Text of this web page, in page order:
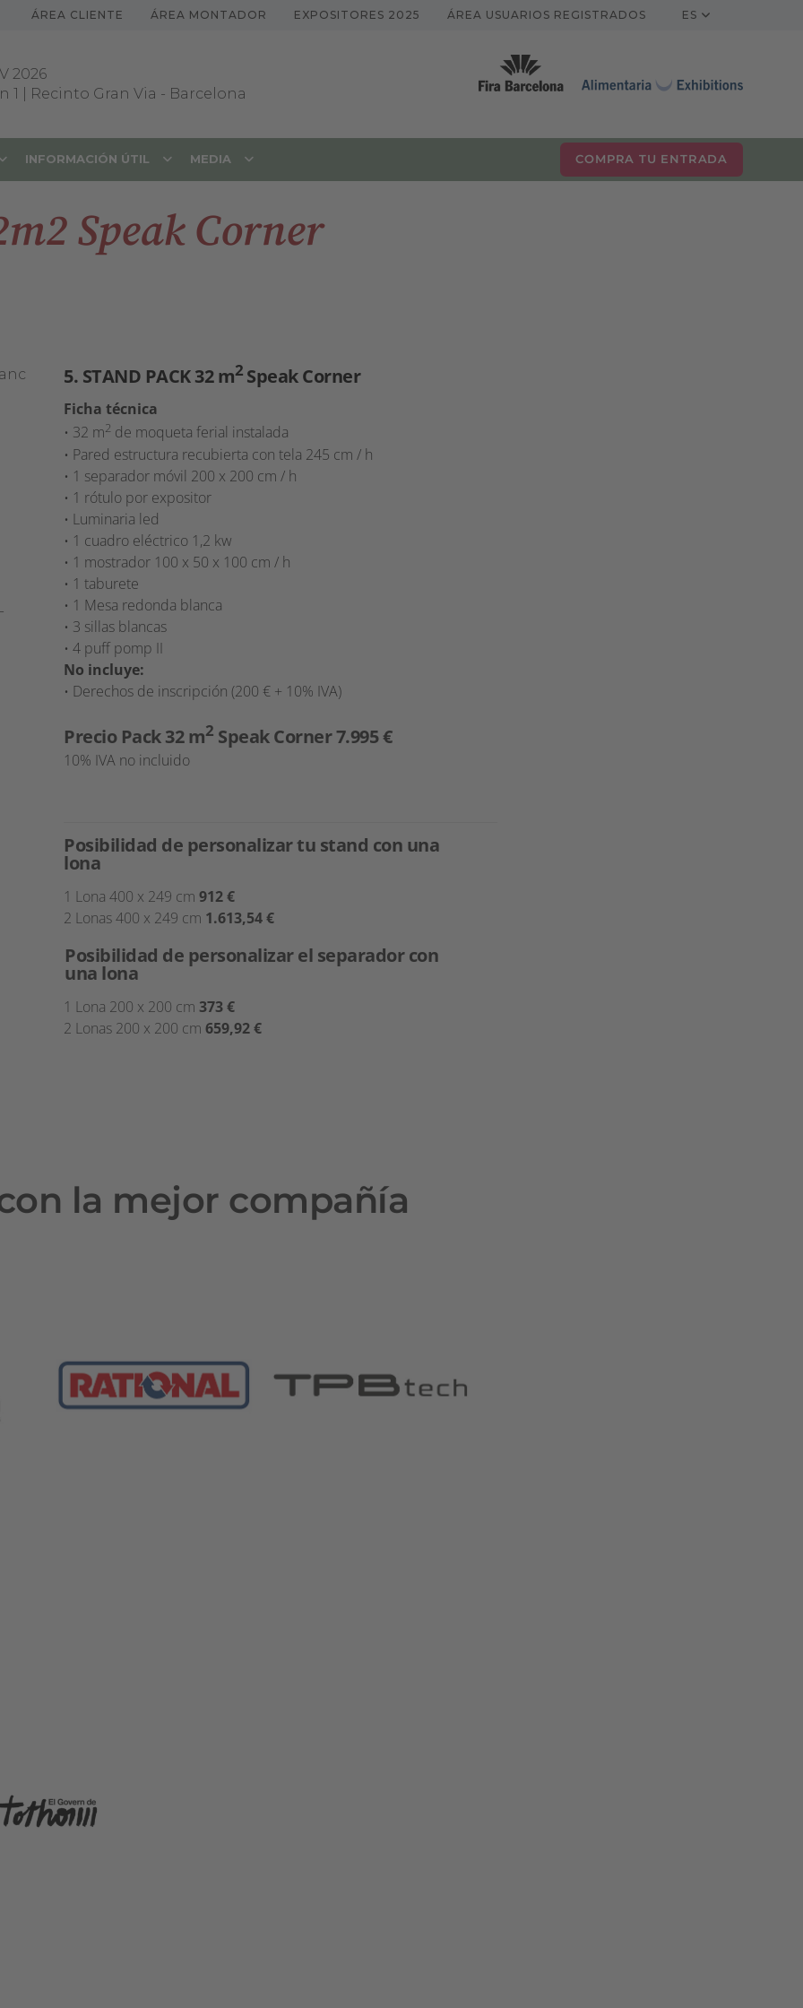
ÁREA CLIENTE ÁREA MONTADOR EXPOSITORES 2025 ÁREA USUARIOS REGISTRADOS ES
2026
1 | Recinto Gran Via - Barcelona
INFORMACIÓN ÚTIL MEDIA COMPRA TU ENTRADA
Speak Corner
5. STAND PACK 32 m2 Speak Corner
Ficha técnica
• 32 m2 de moqueta ferial instalada
• Pared estructura recubierta con tela 245 cm / h
• 1 separador móvil 200 x 200 cm / h
• 1 rótulo por expositor
• Luminaria led
• 1 cuadro eléctrico 1,2 kw
• 1 mostrador 100 x 50 x 100 cm / h
• 1 taburete
• 1 Mesa redonda blanca
• 3 sillas blancas
• 4 puff pomp II
No incluye:
• Derechos de inscripción (200 € + 10% IVA)
Precio Pack 32 m2 Speak Corner 7.995 €
10% IVA no incluido
Posibilidad de personalizar tu stand con una
lona
1 Lona 400 x 249 cm 912 €
2 Lonas 400 x 249 cm 1.613,54 €
Posibilidad de personalizar el separador con
una lona
1 Lona 200 x 200 cm 373 €
2 Lonas 200 x 200 cm 659,92€
la mejor compañía